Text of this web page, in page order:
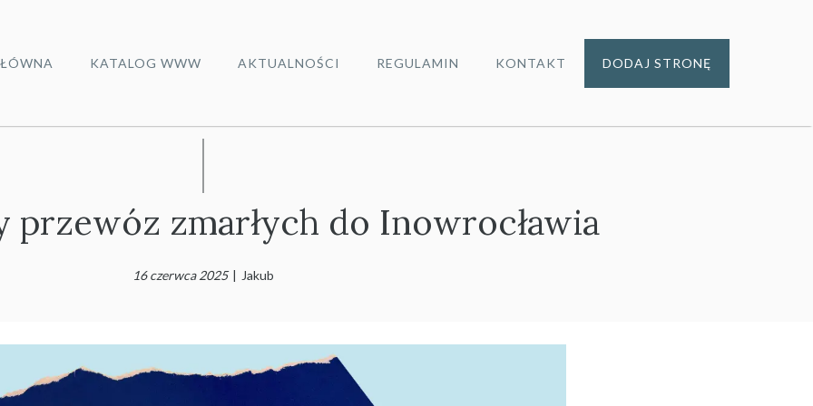
KATALOG WWW AKTUALNOŚCI REGULAMIN KONTAKT DODAJ STRONĘ
przewóz zmarłych do Inowrocławia
16 czerwca 2025 | Jakub